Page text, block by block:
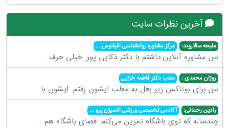
آخرین نظرات سایت
ملیحه سالاروند: مرکز مشاوره روانشناسی اقیانوس...
من مشاوره آنلاین داشتم با دکتر ذکایی پور. خیلی حرف ...
روژان محمدی : مطب دکتر فاطمه خزایی
من برای بوتاکس زیر بغل به مطب ایشون رفتم .ایشون با ...
رادین رحمانی: آکادمی تخصصی ورزشی اکسیژن پرو...
چندساله که توی باشگاه تمرین می‌کنم. فضای باشگاه هم ...